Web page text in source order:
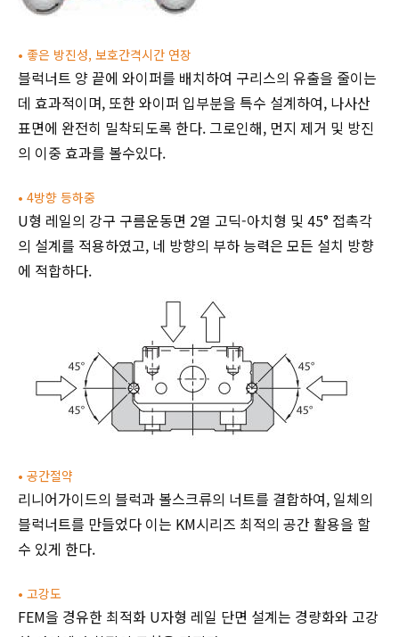
• 좋은 방진성, 보호간격시간 연장
블럭너트 양 끝에 와이퍼를 배치하여 구리스의 유출을 줄이는
데 효과적이며, 또한 와이퍼 입부분을 특수 설계하여, 나사산
표면에 완전히 밀착되도록 한다. 그로인해, 먼지 제거 및 방진
의 이중 효과를 볼수있다.
• 4방향 등하중
U형 레일의 강구 구름운동면 2열 고딕-아치형 및 45° 접촉각
의 설계를 적용하였고, 네 방향의 부하 능력은 모든 설치 방향
에 적합하다.
• 공간절약
리니어가이드의 블럭과 볼스크류의 너트를 결합하여, 일체의
블럭너트를 만들었다 이는 KM시리즈 최적의 공간 활용을 할
수 있게 한다.
• 고강도
FEM을 경유한 최적화 U자형 레일 단면 설계는 경량화와 고강